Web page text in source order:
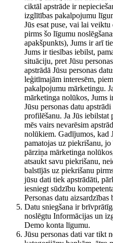
ciktāl apstrāde ir
izglītības pakalpojumu
Jūs esat puse, vai lai
pirms šo līgumu
apakšpunkts), Jums ir arī
Jums ir tiesības iebilst,
situāciju, pret Jūsu
apstrādā Jūsu personas
leģitīmajām interesēm,
pakalpojumu mārketingu.
mārketinga nolūkos, Jums
Jūsu personas datu
profilēšanu. Ja Jūs iebilstat
mēs vairs nevarēsim
nolūkiem. Gadījumos, kad
pamatojas uz piekrišanu,
pārziņa mārketinga
atsaukt savu piekrišanu,
balstījās uz piekrišanu
jūsu dati tiek apstrādāti,
iesniegt sūdzību
Personas datu aizsardzības
Datu sniegšana ir
noslēgtu Informācijas un
Demo konta līgumu.
Jūsu personas dati var tikt